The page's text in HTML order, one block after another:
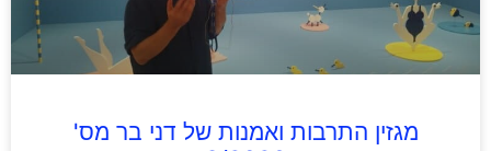
מגזין התרבות ואמנות של דני בר מס'